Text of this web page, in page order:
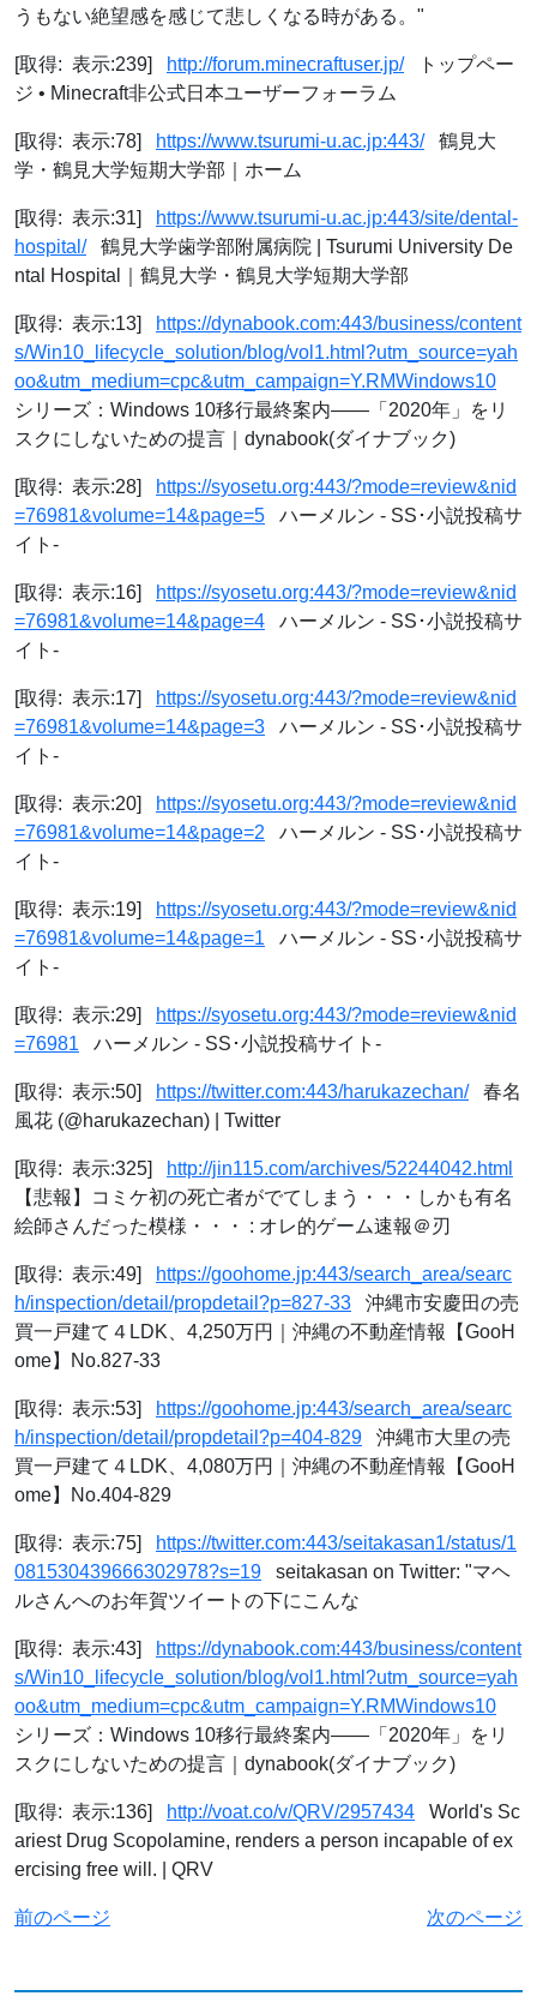
うもない絶望感を感じて悲しくなる時がある。"
[取得: 表示:239] http://forum.minecraftuser.jp/トップペー
ジ • Minecraft非公式日本ユーザーフォーラム
[取得: 表示:78] https://www.tsurumi-u.ac.jp:443/鶴見大
学・鶴見大学短期大学部｜ホーム
[取得: 表示:31]
https://www.tsurumi-u.ac.jp:443/site/dental-
hospital/鶴見大学歯学部附属病院 | Tsurumi University De
ntal Hospital｜鶴見大学・鶴見大学短期大学部
[取得: 表示:13]
https://dynabook.com:443/business/content
s/Win10_lifecycle_solution/blog/vol1.html?utm_source=yah
oo&utm_medium=cpc&utm_campaign=Y.RMWindows10
シリーズ：Windows 10移行最終案内――「2020年」をリ
スクにしないための提言｜dynabook(ダイナブック)
[取得: 表示:28]
https://syosetu.org:443/?mode=review&nid
=76981&volume=14&page=5 ハーメルン - SS･小説投稿サ
イト-
[取得: 表示:16]
https://syosetu.org:443/?mode=review&nid
=76981&volume=14&page=4 ハーメルン - SS･小説投稿サ
イト-
[取得: 表示:17]
https://syosetu.org:443/?mode=review&nid
=76981&volume=14&page=3 ハーメルン - SS･小説投稿サ
イト-
[取得: 表示:20]
https://syosetu.org:443/?mode=review&nid
=76981&volume=14&page=2 ハーメルン - SS･小説投稿サ
イト-
[取得: 表示:19]
https://syosetu.org:443/?mode=review&nid
=76981&volume=14&page=1 ハーメルン - SS･小説投稿サ
イト-
[取得: 表示:29]
https://syosetu.org:443/?mode=review&nid
=76981 ハーメルン - SS･小説投稿サイト-
[取得: 表示:50] https://twitter.com:443/harukazechan/春名
風花 (@harukazechan) | Twitter
[取得: 表示:325]
http://jin115.com/archives/52244042.html
【悲報】コミケ初の死亡者がでてしまう・・・しかも有名
絵師さんだった模様・・・ : オレ的ゲーム速報＠刃
[取得: 表示:49]
https://goohome.jp:443/search_area/searc
h/inspection/detail/propdetail?p=827-33 沖縄市安慶田の売
買一戸建て４LDK、4,250万円｜沖縄の不動産情報【GooH
ome】No.827-33
[取得: 表示:53]
https://goohome.jp:443/search_area/searc
h/inspection/detail/propdetail?p=404-829 沖縄市大里の売
買一戸建て４LDK、4,080万円｜沖縄の不動産情報【GooH
ome】No.404-829
[取得: 表示:75]
https://twitter.com:443/seitakasan1/status/1
081530439666302978?s=19 seitakasan on Twitter: "マヘ
ルさんへのお年賀ツイートの下にこんな
[取得: 表示:43]
https://dynabook.com:443/business/content
s/Win10_lifecycle_solution/blog/vol1.html?utm_source=yah
oo&utm_medium=cpc&utm_campaign=Y.RMWindows10
シリーズ：Windows 10移行最終案内――「2020年」をリ
スクにしないための提言｜dynabook(ダイナブック)
[取得: 表示:136] http://voat.co/v/QRV/2957434 World's Sc
ariest Drug Scopolamine, renders a person incapable of ex
ercising free will. | QRV
前のページ 次のページ